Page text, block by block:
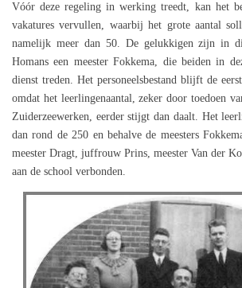
Vóór deze regeling in werking treedt, kan het
vakatures vervullen, waarbij het grote aantal
namelijk meer dan 50. De gelukkigen zijn in
Homans een meester Fokkema, die beiden in
dienst treden. Het personeelsbestand blijft de
omdat het leerlingenaantal, zeker door toedoen
Zuiderzeewerken, eerder stijgt dan daalt. Het
dan rond de 250 en behalve de meesters
meester Dragt, juffrouw Prins, meester Van der
aan de school verbonden.